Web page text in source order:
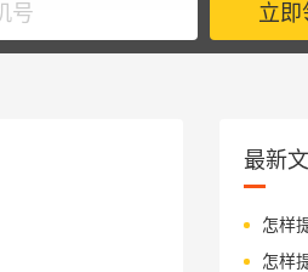
立即
最新
怎样
怎样